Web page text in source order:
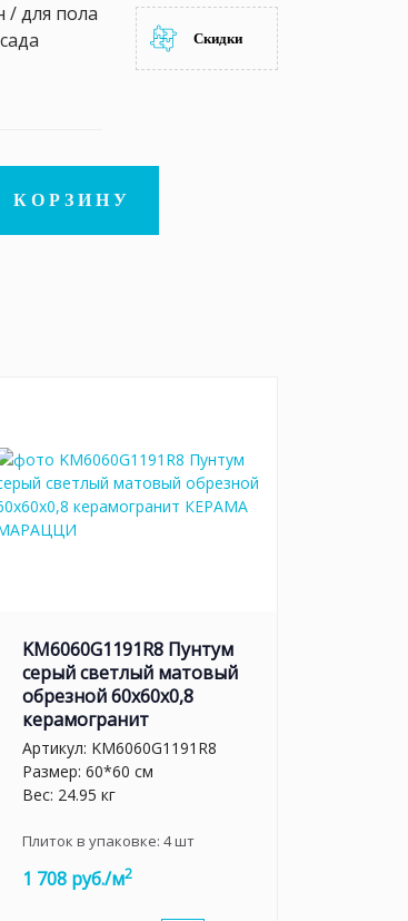
/ для пола
КОРЗИНУ
Скидки
KM6060G1191R8 Пунтум
серый светлый матовый
обрезной 60x60x0,8
керамогранит
Артикул: KM6060G1191R8
Размер: 60*60 см
Вес: 24.95 кг
Плиток в упаковке: 4шт
1 708 руб./м2